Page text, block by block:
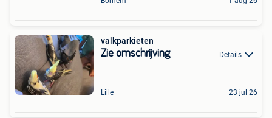
valkparkieten
Zie omschrijving Details
Lille 23 jul 26